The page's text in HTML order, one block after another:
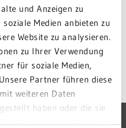
und Anzeigen zu
Medien anbieten zu
Website zu analysieren.
zu Ihrer Verwendung
für soziale Medien,
Partner führen diese
weiteren Daten
haben oder die sie
Schulz hat noch viel